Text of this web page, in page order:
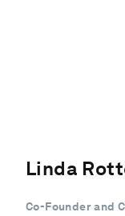
Linda
Co-Founder and